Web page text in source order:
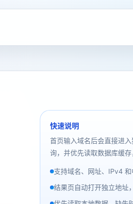
快速说明
首页输入域名后会直接进
询，并优先读取数据库缓存
支持域名、网址、IPv4 和
结果页自动打开独立地址